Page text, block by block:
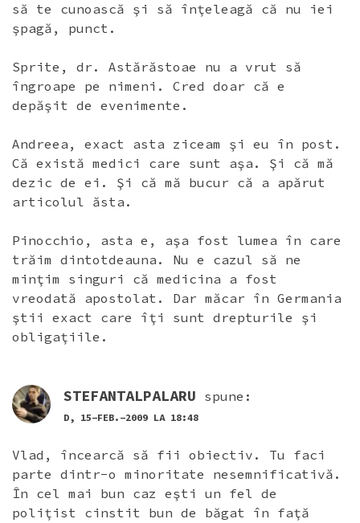
să te cunoască şi să înţeleagă că nu iei
şpagă, punct.
Sprite, dr. Astărăstoae nu a vrut să
îngroape pe nimeni. Cred doar că e
depăşit de evenimente.
Andreea, exact asta ziceam şi eu în post.
Că există medici care sunt aşa. Şi că mă
dezic de ei. Şi că mă bucur că a apărut
articolul ăsta.
Pinocchio, asta e, aşa fost lumea în care
trăim dintotdeauna. Nu e cazul să ne
minţim singuri că medicina a fost
vreodată apostolat. Dar măcar în Germania
ştii exact care îţi sunt drepturile şi
obligaţiile.
STEFANTALPALARU spune:
D, 15-FEB.-2009 LA 18:48
Vlad, încearcă să fii obiectiv. Tu faci
parte dintr-o minoritate nesemnificativă.
În cel mai bun caz eşti un fel de
poliţist cinstit bun de băgat în faţă